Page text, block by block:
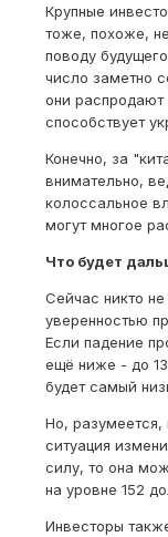
Крупные
тоже, похоже,
поводу
число заметно
они распродают
способствует
Конечно, за
внимательно,
колоссальное
могут многое
Что будет
Сейчас никто
уверенностью
Если падение
ещё ниже - до
будет самый
Но, разумеется,
ситуация
силу, то она
на уровне 152
Инвесторы